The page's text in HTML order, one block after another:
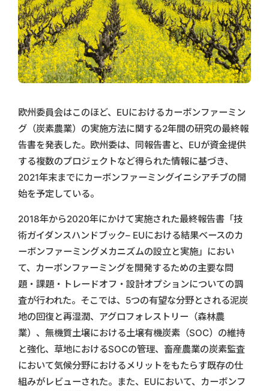
欧州委員会はこのほど、EUにおけるカーボンファーミン
グ（炭素農業）の実施方法に関する2年間の研究の最終報
告書を発表した。欧州委は、同報告書と、EUが資金提供
する複数のプロジェクトなど得られた情報に基づき、
2021年末までにカーボンファーミングイニシアチブの開
始を予定している。
2018年から2020年にかけて実施された最終報告書「技
術ガイダンスハンドブック– EUにおける結果ベースのカ
ーボンファーミングメカニズムの設立と実施」におい
て、カーボンファーミングを開発するための主要な問
題・課題・トレードオフ・設計オプションについての調
査が行われた。そこでは、5つの有望な分野とされる泥炭
地の回復と再湿潤、アグロフォレストリー（森林農
業）、無機質土壌における土壌有機炭素（SOC）の維持
と強化、草地におけるSOCの管理、畜産農業の炭素監査
において気候分野におけるメリットをもたらす既存の仕
組みがレビューされた。また、EUにおいて、カーボンフ